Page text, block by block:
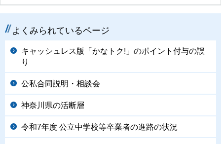
よくみられているページ
キャッシュレス版「かなトク!」のポイント付与の誤
り
公私合同説明・相談会
神奈川県の活断層
令和7年度 公立中学校等卒業者の進路の状況